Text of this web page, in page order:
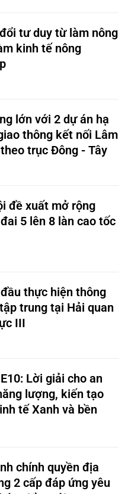
tư duy từ làm nông
kinh tế nông
lớn với 2 dự án hạ
thông kết nối Lâm
trục Đông - Tây
đề xuất mở rộng
5 lên 8 làn cao tốc
thực hiện thông
trung tại Hải quan
III
Lời giải cho an
lượng, kiến tạo
tế Xanh và bền
chính quyền địa
2 cấp đáp ứng yêu